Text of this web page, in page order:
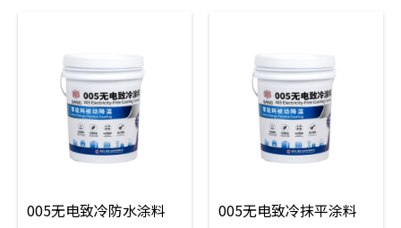
备、工业厂房等场景。
于建筑墙体、屋面、地
坪等各类混凝土基层预
处理。
005无电致冷防水涂料
005无电致冷抹平涂料